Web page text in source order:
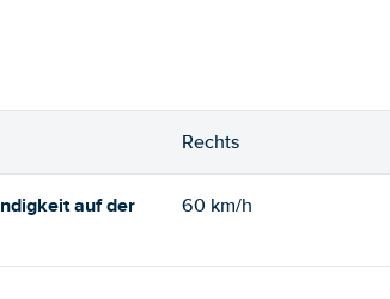
Rechts
auf der
60 km/h